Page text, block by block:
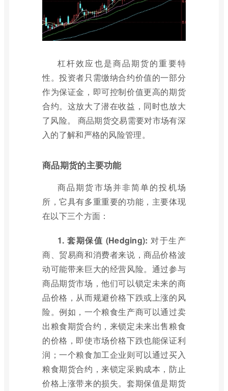
杠杆效应也是商品期货的重要特
性。投资者只需缴纳合约价值的一部分
作为保证金，即可控制价值更高的期货
合约。这放大了潜在收益，同时也放大
了风险。 商品期货交易需要对市场有深
入的了解和严格的风险管理。
商品期货的主要功能
商品期货市场并非简单的投机场
所，它具有多重重要的功能，主要体现
在以下三个方面：
1. 套期保值 (Hedging): 对于生产
商、贸易商和消费者来说，商品价格波
动可能带来巨大的经营风险。通过参与
商品期货市场，他们可以锁定未来的商
品价格，从而规避价格下跌或上涨的风
险。例如，一个粮食生产商可以通过卖
出粮食期货合约，来锁定未来出售粮食
的价格，即使市场价格下跌也能保证利
润；一个粮食加工企业则可以通过买入
粮食期货合约，来锁定采购成本，防止
价格上涨带来的损失。套期保值是期货